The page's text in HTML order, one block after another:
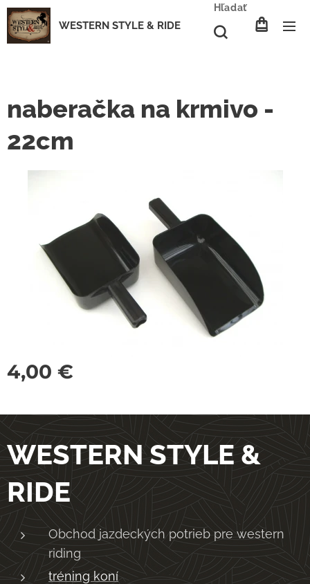
WESTERN STYLE & RIDE
Hľadať
naberačka na krmivo -
22cm
4,00 €
WESTERN STYLE &
RIDE
Obchod jazdeckých potrieb pre western
riding
tréning koní